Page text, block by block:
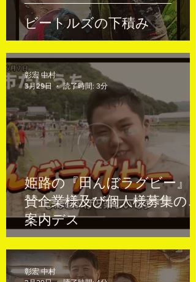
ビートルズの下積み
姫路の『田んぼラグビー』協
賛企業様及び個人様募集のご
案内デス
彰宏 中村
3月29日
読了時間: 3分
彰宏 中村